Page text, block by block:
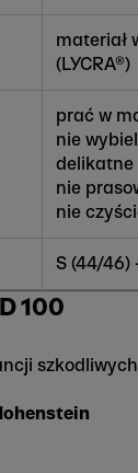
materiał
(LYCRA®)
prać w
nie
delikatne
nie
nie
S (44/46)
100
szkodliwych